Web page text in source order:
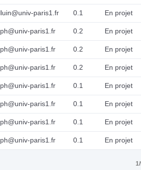
paris1.fr 0.1 En projet
paris1.fr 0.2 En projet
paris1.fr 0.2 En projet
paris1.fr 0.2 En projet
paris1.fr 0.1 En projet
paris1.fr 0.1 En projet
paris1.fr 0.1 En projet
paris1.fr 0.1 En projet